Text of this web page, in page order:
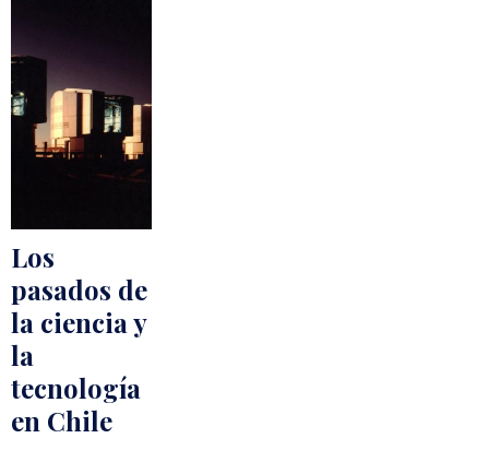
Los
pasados de
la ciencia y
la
tecnología
en Chile